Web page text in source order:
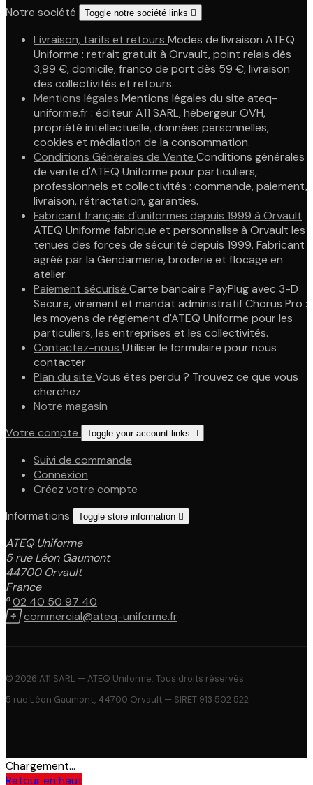
Notre société
Toggle notre société links 
Livraison, tarifs et retours Modes de livraison ATEQ
Uniforme : retrait gratuit à Orvault, point relais dès
3,99 €, domicile, franco de port dès 59 €, livraison
des collectivités et retours.
Mentions légales Mentions légales du site ateq-
uniforme.fr : éditeur A11 SARL, hébergeur OVH,
propriété intellectuelle, données personnelles,
cookies et médiation de la consommation.
Conditions Générales de Vente Conditions générales
de vente d'ATEQ Uniforme pour particuliers,
professionnels et collectivités : commande, paiement,
livraison, rétractation, garanties.
Fabricant français d'uniformes depuis 1999 à Orvault
ATEQ Uniforme fabrique et personnalise à Orvault les
tenues des forces de sécurité depuis 1999. Fabricant
agréé par la Gendarmerie, broderie et flocage en
atelier.
Paiement sécurisé Carte bancaire PayPlug avec 3-D
Secure, virement et mandat administratif Chorus Pro :
les moyens de règlement d'ATEQ Uniforme pour les
particuliers, les entreprises et les collectivités.
Contactez-nous Utiliser le formulaire pour nous
contacter
Plan du site Vous êtes perdu ? Trouvez ce que vous
cherchez
Notre magasin
Votre compte
Toggle your account links 
Suivi de commande
Connexion
Créez votre compte
Informations
Toggle store information 
ATEQ Uniforme
5 rue Léon Gaumont
44700 Orvault
France
02 40 50 97 40
commercial@ateq-uniforme.fr
© 2026 A11 SARL — ATEQ Uniforme. Tous droits réservés.
5 rue Léon Gaumont, 44700 Orvault — SIRET 913 502 522
Chargement...
Retour en haut